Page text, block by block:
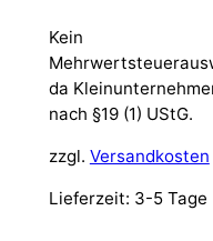
Kein
da
nach §19 (1) UStG.
zzgl. Versandkosten
Lieferzeit: 3-5 Tage